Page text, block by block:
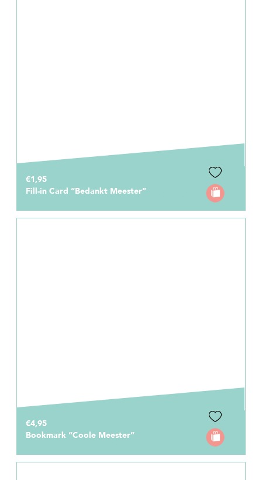
€1,95
Fill-in Card “Bedankt Meester”
€4,95
Bookmark “Coole Meester”